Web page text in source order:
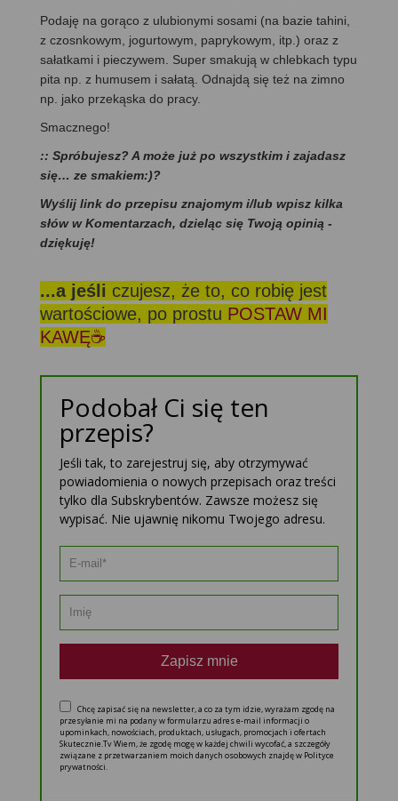
Podaję na gorąco z ulubionymi sosami (na bazie tahini,
z czosnkowym, jogurtowym, paprykowym, itp.) oraz z
sałatkami i pieczywem. Super smakują w chlebkach typu
pita np. z humusem i sałatą. Odnajdą się też na zimno
np. jako przekąska do pracy.
Smacznego!
:: Spróbujesz? A może już po wszystkim i zajadasz
się… ze smakiem:)?
Wyślij link do przepisu znajomym i/lub wpisz kilka
słów w Komentarzach, dzieląc się Twoją opinią -
dziękuję!
...a jeśli czujesz, że to, co robię jest
wartościowe, po prostu POSTAW MI
KAWĘ☕
Podobał Ci się ten
przepis?
Jeśli tak, to zarejestruj się, aby otrzymywać
powiadomienia o nowych przepisach oraz treści
tylko dla Subskrybentów. Zawsze możesz się
wypisać. Nie ujawnię nikomu Twojego adresu.
Zapisz mnie
Chcę zapisać się na newsletter, a co za tym idzie, wyrażam zgodę na
przesyłanie mi na podany w formularzu adres e-mail informacji o
upominkach, nowościach, produktach, usługach, promocjach i ofertach
Skutecznie.Tv Wiem, że zgodę mogę w każdej chwili wycofać, a szczegóły
związane z przetwarzaniem moich danych osobowych znajdę w Polityce
prywatności.